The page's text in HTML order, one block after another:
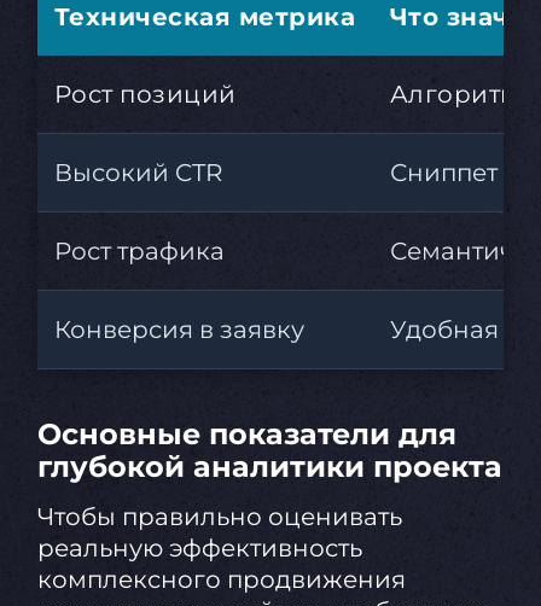
Техническая метрика Что
Рост позиций
Высокий CTR Сниппет в
Рост трафика
Конверсия в заявку Удобная
Основные показатели для
глубокой аналитики проекта
Чтобы правильно оценивать
реальную эффективность
комплексного продвижения